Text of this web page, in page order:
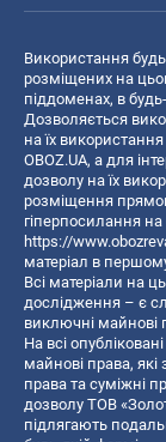
Використання
розміщених на
піддоменах, в
Дозволяється
на їх
OBOZ.UA, а для
дозволу на їх
розміщення
гіперпосилання
https://
матеріал в
Всі матеріали на
дослідження – є
виключні майнові
На всі
майнові права,
права та суміжні
дозволу ТОВ
підлягають